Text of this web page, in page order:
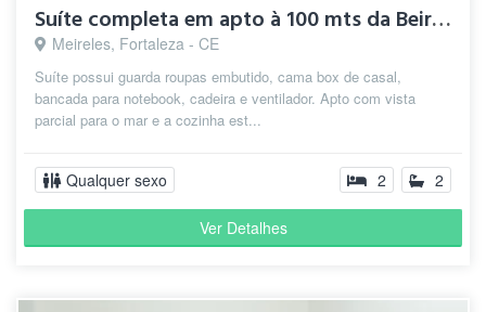
Suíte completa em apto à 100 mts da Beira Mar
Meireles, Fortaleza - CE
Suíte possui guarda roupas embutido, cama box de casal,
bancada para notebook, cadeira e ventilador. Apto com vista
parcial para o mar e a cozinha est...
Qualquer sexo 2 2
Ver Detalhes